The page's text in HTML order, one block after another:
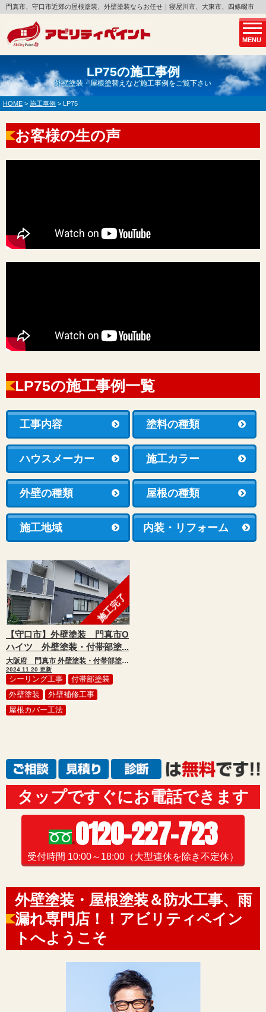
MENU
門真市、守口市近郊の屋根塗装、外壁塗装ならお任せ｜寝屋川市、大東市、四條畷市
LP75の施工事例
外壁塗装・屋根塗替えなど施工事例をご覧下さい
HOME > 施工事例 > LP75
お客様の生の声
LP75の施工事例一覧
工事内容 塗料の種類
ハウスメーカー 施工カラー
外壁の種類 屋根の種類
施工地域 内装・リフォーム
施工完了
【守口市】外壁塗装 門真市O
ハイツ 外壁塗装・付帯部塗...
大阪府 門真市 外壁塗装・付帯部塗装・シーリング工事・補修工事・屋根カバー工法
2024.11.20 更新
シーリング工事
付帯部塗装
外壁塗装
外壁補修工事
屋根カバー工法
タップですぐにお電話できます
0120-227-723
受付時間 10:00～18:00（大型連休を除き不定休）
外壁塗装・屋根塗装＆防水工事、雨
漏れ専門店！！アビリティペイン
トへようこそ